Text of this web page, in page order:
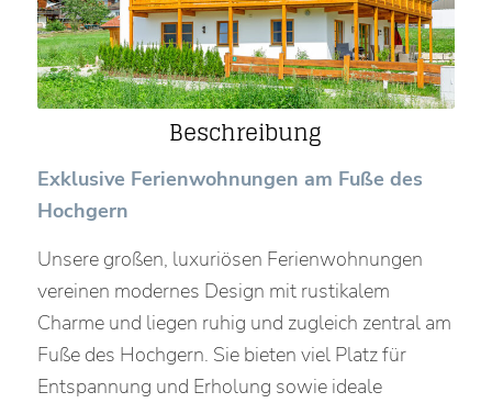
Beschreibung
Exklusive Ferienwohnungen am Fuße des
Hochgern
Unsere großen, luxuriösen Ferienwohnungen
vereinen modernes Design mit rustikalem
Charme und liegen ruhig und zugleich zentral am
Fuße des Hochgern. Sie bieten viel Platz für
Entspannung und Erholung sowie ideale